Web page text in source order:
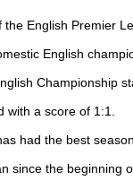
English Premier
English
Championship
a score of 1:1.
had the best
since the beginning